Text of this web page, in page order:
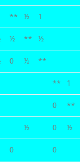
** ½ 1
½ ** ½
0 ½ **
** 1
0 **
½ 0 ½
0 0